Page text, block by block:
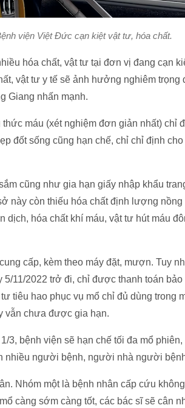
viện Việt Đức cạn kiệt vật tư, hóa chất.
hóa chất, vật tư tại đơn vị đang cạn
vật tư y tế sẽ ảnh hưởng nghiêm trọng
Giang nhấn mạnh.
máu (xét nghiệm đơn giản nhất) chỉ
đốt sống cũng hạn chế, chỉ chỉ định
cũng như gia hạn giấy nhập khẩu
này còn thiếu hóa chất định lượng nồng
dịch, hóa chất khí máu, vật tư hút máu
cấp, kèm theo máy đặt, mượn. Tuy
11/2022 trở đi, chỉ được thanh toán bảo
tiêu hao phục vụ mổ chỉ đủ dùng trong
vẫn chưa được gia hạn.
3, bệnh viện sẽ hạn chế tối đa mổ
nhiều người bệnh, người nhà người
Nhóm một là bệnh nhân cấp cứu
càng sớm càng tốt, các bác sĩ sẽ cân